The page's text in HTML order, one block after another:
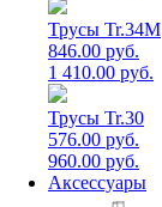
Трусы Tr.34M
846.00 руб.
1 410.00 руб.
Трусы Tr.30
576.00 руб.
960.00 руб.
Аксессуары